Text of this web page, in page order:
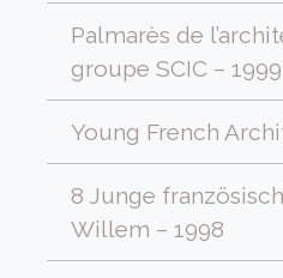
Palmarès de
groupe SCIC – 1999
Young French
8 Junge
Willem – 1998